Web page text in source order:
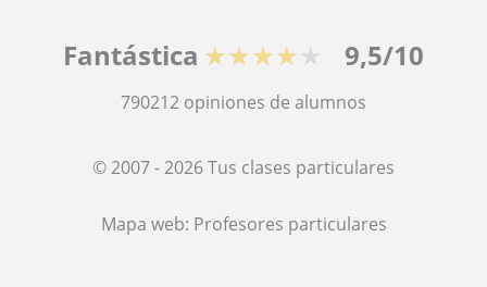
Fantástica ★★★★★ 9,5/10
790212 opiniones de alumnos
© 2007 - 2026 Tus clases particulares
Mapa web: Profesores particulares